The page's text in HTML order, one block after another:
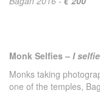
Monk Selfies – I
Monks taking
one of the temples,